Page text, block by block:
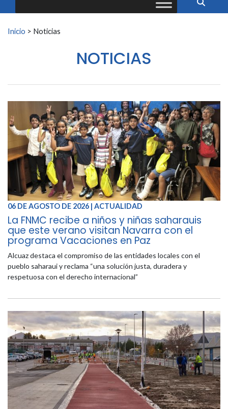
Buscar:
Inicio > Noticias
NOTICIAS
06 DE AGOSTO DE 2026 | ACTUALIDAD
La FNMC recibe a niños y niñas saharauis
que este verano visitan Navarra con el
programa Vacaciones en Paz
Alcuaz destaca el compromiso de las entidades locales con el
pueblo saharaui y reclama “una solución justa, duradera y
respetuosa con el derecho internacional”